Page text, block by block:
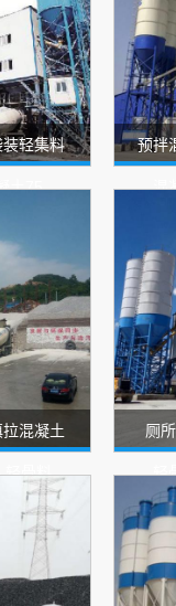
轻集料
土75
预拌
混
混凝土
轻骨料
厕
轻